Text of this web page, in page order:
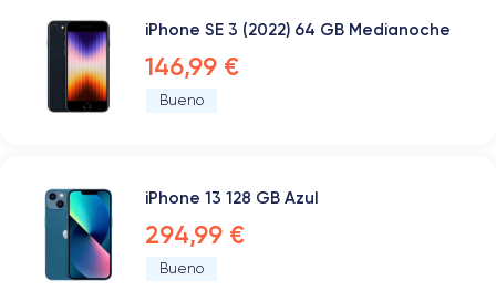
iPhone SE 3 (2022) 64 GB Medianoche
146,99 €
Bueno
iPhone 13 128 GB Azul
294,99 €
Bueno